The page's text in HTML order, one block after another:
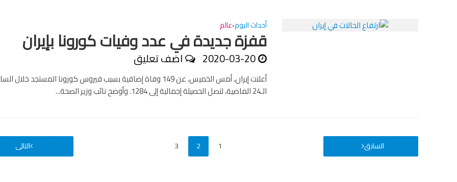
أحداث اليوم•عالم
قفزة جديدة في عدد وفيات كورونا بإيران
2020-03-20 اضف تعليق
أعلنت إيران، أمس الخميس، عن 149 وفاة إضافية بسبب فيروس كورونا المستجد خلال
الـ24 الماضية، لتصل الحصيلة إجمالية إلى 1284. وأوضح نائب وزير الصحة...
السابق 1
2
3 التالى